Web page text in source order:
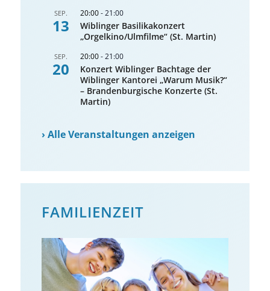
SEP.
13
20:00-21:00
Wiblinger Basilikakonzert
„Orgelkino/Ulmfilme“ (St. Martin)
SEP.
20
20:00-21:00
Konzert Wiblinger Bachtage der
Wiblinger Kantorei „Warum Musik?“
– Brandenburgische Konzerte (St.
Martin)
›Alle Veranstaltungen anzeigen
FAMILIENZEIT